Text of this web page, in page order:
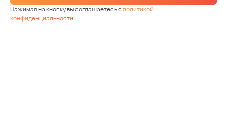
Нажимая на кнопку вы соглашаетесь сполитикой
конфиденциальности